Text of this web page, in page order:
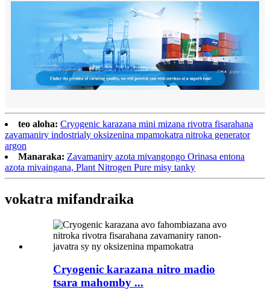
teo aloha: Cryogenic karazana mini mizana rivotra fisarahana
zavamaniry indostrialy oksizenina mpamokatra nitroka generator
argon
Manaraka: Zavamaniry azota mivangongo Orinasa entona
azota mivaingana, Plant Nitrogen Pure misy tanky
vokatra mifandraika
Cryogenic karazana nitro madio
tsara mahomby ...